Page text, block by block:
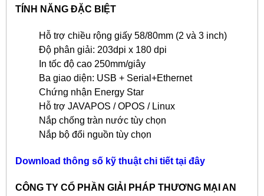
TÍNH NĂNG ĐẶC BIỆT
Hỗ trợ chiều rộng giấy 58/80mm (2 và 3 inch)
Độ phân giải: 203dpi x 180 dpi
In tốc độ cao 250mm/giây
Ba giao diện: USB + Serial+Ethernet
Chứng nhận Energy Star
Hỗ trợ JAVAPOS / OPOS / Linux
Nắp chống tràn nước tùy chọn
Nắp bộ đổi nguồn tùy chọn
Download thông số kỹ thuật chi tiết tại đây
CÔNG TY CỔ PHẦN GIẢI PHÁP THƯƠNG MẠI AN